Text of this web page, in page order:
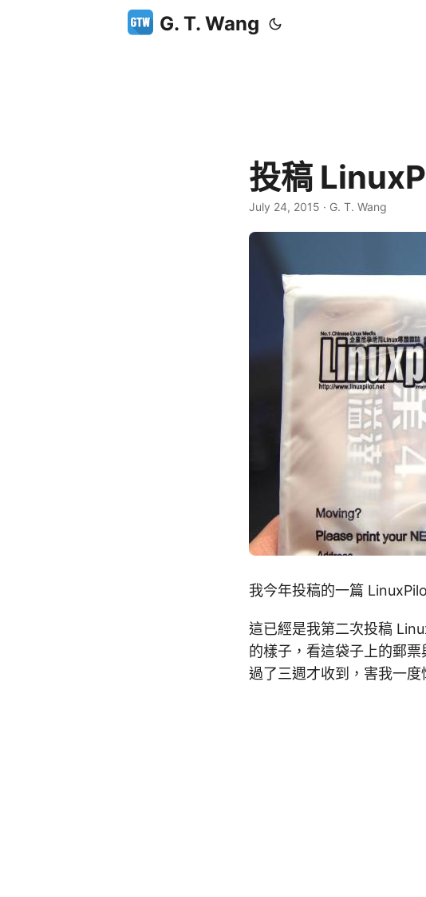
G. T. Wang
投稿
July 24, 2015 · G. T. Wang
我今年投稿的一篇
這已經是我第二次投稿
的樣子，看這袋子上的郵
過了三週才收到，害我一度